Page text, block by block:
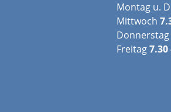
Montag u.
Mittwoch
Donnerstag
Freitag7.30